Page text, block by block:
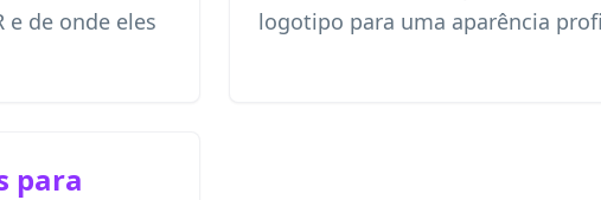
e de onde eles
logotipo para uma aparência
para